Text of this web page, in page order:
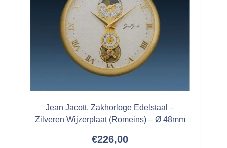
Jean Jacott, Zakhorloge Edelstaal –
Zilveren Wijzerplaat (Romeins) – Ø 48mm
€226,00